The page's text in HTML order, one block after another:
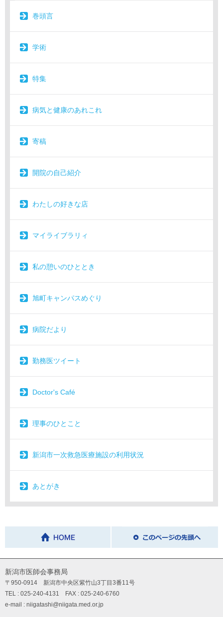
巻頭言
学術
特集
病気と健康のあれこれ
寄稿
開院の自己紹介
わたしの好きな店
マイライブラリィ
私の憩いのひととき
旭町キャンパスめぐり
病院だより
勤務医ツイート
Doctor's Café
理事のひとこと
新潟市一次救急医療施設の利用状況
あとがき
新潟市医師会事務局
〒950-0914 新潟市中央区紫竹山3丁目3番11号
TEL : 025-240-4131 FAX : 025-240-6760
e-mail : niigatashi@niigata.med.or.jp